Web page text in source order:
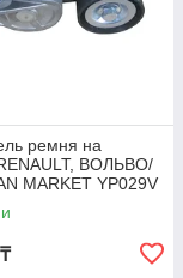
ремня на
ВОЛЬВО/
MARKET YP029V
₸